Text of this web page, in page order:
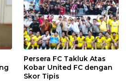
Persera FC Takluk Atas
Kobar United FC dengan
Skor Tipis